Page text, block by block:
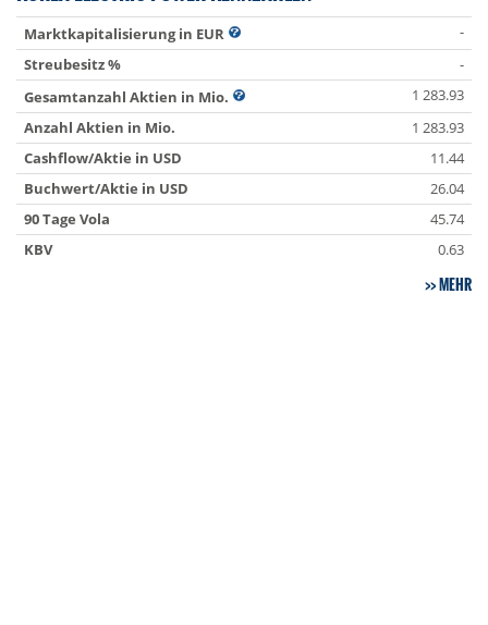
Marktkapitalisierung in EUR
-
Streubesitz %
-
Gesamtanzahl Aktien in Mio.
1 283.93
Anzahl Aktien in Mio.
1 283.93
Cashflow/Aktie in USD
11.44
Buchwert/Aktie in USD
26.04
90 Tage Vola
45.74
KBV
0.63
MEHR